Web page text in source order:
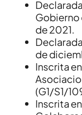
Gobierno
de 2021.
de
Inscrita
(G1/S1/
Inscrita